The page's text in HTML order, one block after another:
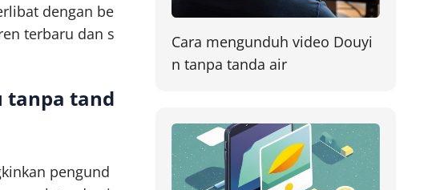
dengan be
terbaru dan s
tanpa tand
pengund
Cara mengunduh video Douyi
n tanpa tanda air